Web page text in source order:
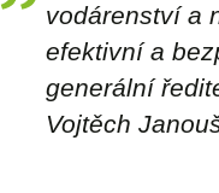
vodárenství a
efektivní a
generální
Vojtěch